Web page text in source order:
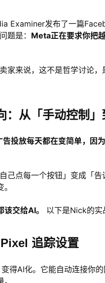
Examiner发布了一篇
题是： Meta正在要求你把
家来说，这不是哲学讨论
从「手动控制」
告投放每天都在变简单，因
己点每一个按钮」变成「
交给AI。 以下是Nick的实
追踪设置
得AI化。它能自动连接你